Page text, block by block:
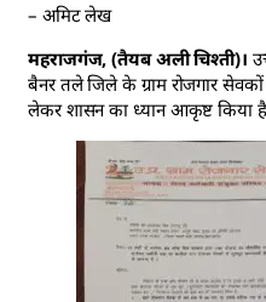
– अमिट लेख
महराजगंज, (तैयब अली चिश्ती)।
बैनर तले जिले के ग्राम रोजगार
लेकर शासन का ध्यान आकृष्ट किया